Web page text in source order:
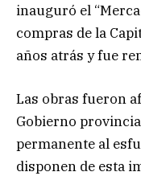
inauguró el
compras de la
años atrás y fue
Las obras fueron
Gobierno
permanente al
disponen de esta